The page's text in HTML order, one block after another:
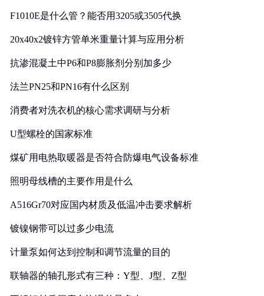
F1010E是什么管？能否用3205或3505代换
20x40x2镀锌方管单米重量计算与应用分析
抗渗混凝土中P6和P8膨胀剂分别加多少
法兰PN25和PN16有什么区别
消费者对洗衣机的核心需求调研与分析
U型螺栓的国家标准
煤矿用电热取暖器是否符合防爆电气设备标准
照明母线槽的主要作用是什么
A516Gr70对应国内材质及低温冲击要求解析
镀镍钢带可以过多少电流
计量泵如何达到控制和调节流量的目的
联轴器的轴孔形式有三种：Y型、J型、Z型